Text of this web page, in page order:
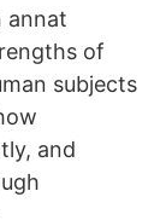
annat
of
subjects
and